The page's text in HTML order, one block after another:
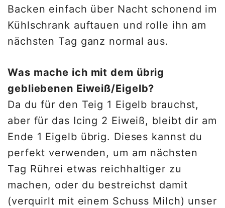
Backen einfach über Nacht schonend im
Kühlschrank auftauen und rolle ihn am
nächsten Tag ganz normal aus.
Was mache ich mit dem übrig
gebliebenen Eiweiß/Eigelb?
Da du für den Teig 1 Eigelb brauchst,
aber für das Icing 2 Eiweiß, bleibt dir am
Ende 1 Eigelb übrig. Dieses kannst du
perfekt verwenden, um am nächsten
Tag Rührei etwas reichhaltiger zu
machen, oder du bestreichst damit
(verquirlt mit einem Schuss Milch) unser